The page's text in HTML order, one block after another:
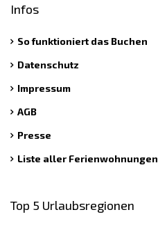
Infos
So funktioniert das Buchen
Datenschutz
Impressum
AGB
Presse
Liste aller Ferienwohnungen
Top 5 Urlaubsregionen